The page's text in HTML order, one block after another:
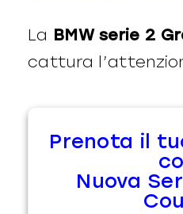
La BMW serie 2
cattura
Prenota il
Nuova